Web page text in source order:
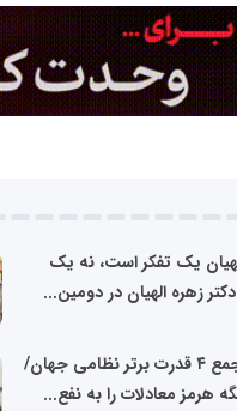
یک تفکر است، نه یک
دکتر زهره الهیان در دومین...
ایران در جمع ۴ قدرت برتر نظامی جهان/
هرمز معادلات را به نفع...